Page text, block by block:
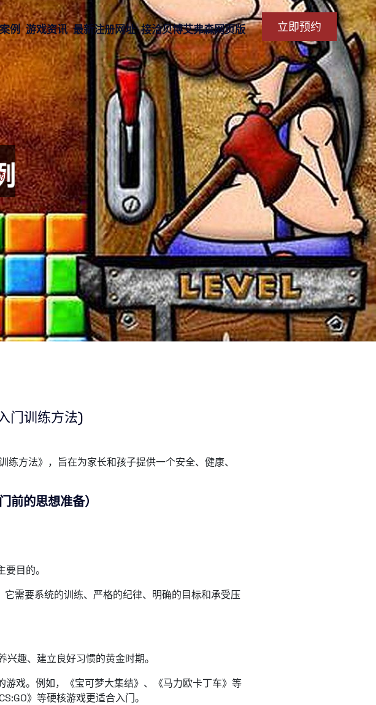
例 游戏资讯 最新注册网址 接洽贝博艾弗森网页版 立即预约
门训练方法)
方法》，旨在为家长和孩子提供一个安全、健康、
前的思想准备）
目的。
它需要系统的训练、严格的纪律、明确的目标和承受压
兴趣、建立良好习惯的黄金时期。
游戏。例如，《宝可梦大集结》、《马力欧卡丁车》等
》等硬核游戏更适合入门。